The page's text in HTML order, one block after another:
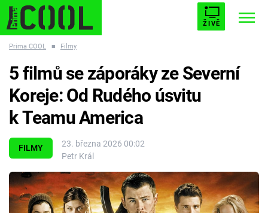
ŽIVĚ
ESCAPE PLNEJ KOTEL AVENGERS 5
Témata
Filmy
Prima COOL ■ Filmy
FILMY
23. března 2026 00:02
Petr Král
5 filmů se záporáky ze Severní
Koreje: Od Rudého úsvitu
k Teamu America